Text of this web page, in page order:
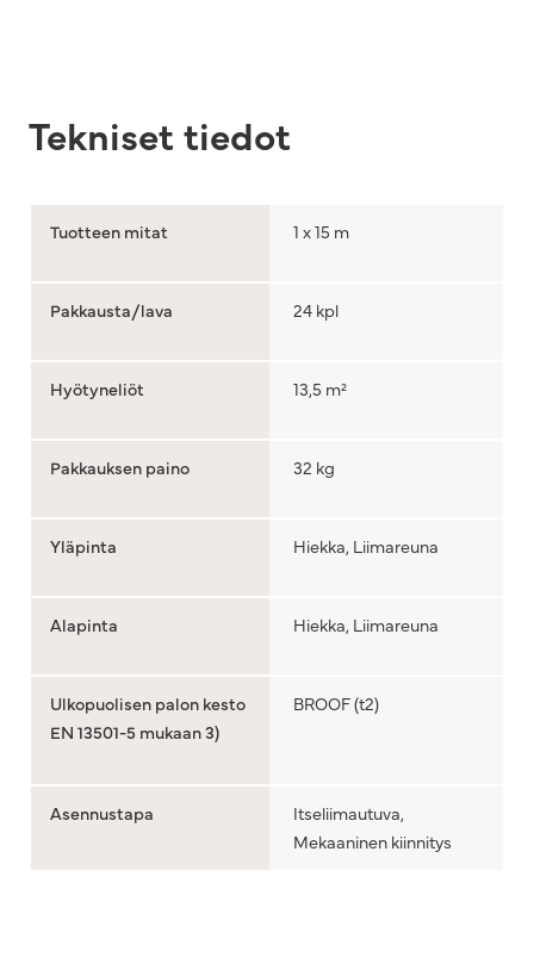
Tekniset tiedot
Tuotteen mitat 1 x 15 m
Pakkausta/lava 24 kpl
Hyötyneliöt 13,5 m²
Pakkauksen paino 32 kg
Yläpinta Hiekka, Liimareuna
Alapinta Hiekka, Liimareuna
Ulkopuolisen palon kesto
EN 13501-5 mukaan 3)
BROOF (t2)
Asennustapa
Itseliimautuva,
Mekaaninen kiinnitys